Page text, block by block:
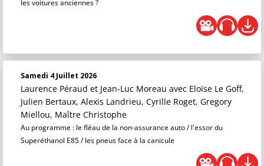
les voitures anciennes ?
Samedi 4 Juillet 2026
Laurence Péraud et Jean-Luc Moreau avec Eloïse Le Goff,
Julien Bertaux, Alexis Landrieu, Cyrille Roget, Gregory
Miellou, Maître Christophe
Au programme : le fléau de la non-assurance auto / l'essor du
Superéthanol E85 / les pneus face à la canicule